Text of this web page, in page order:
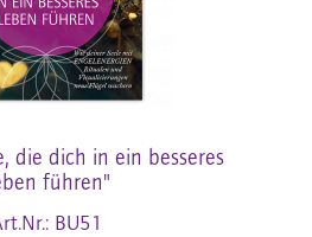
die dich in ein besseres
führen"
BU51